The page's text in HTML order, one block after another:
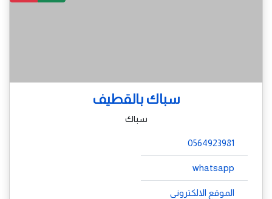
سباك بالقطيف
سباك
0564923981
whatsapp
الموقع الالكتروني